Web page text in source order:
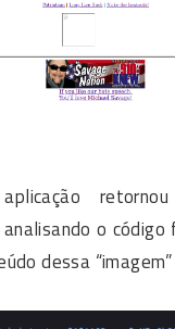
o
dessa “imagem”